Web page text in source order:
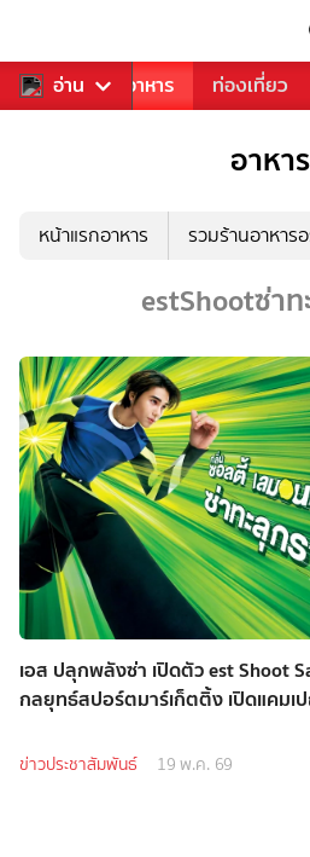
อ่าน
การเพลง อาหาร ท่องเที่ยว
อาหาร
หน้าแรกอาหาร รวมร้านอาหาร
estShootซ่า
เอส ปลุกพลังซ่า เปิดตัว est Shoot
กลยุทธ์สปอร์ตมาร์เก็ตติ้ง เปิดแคมเ
ข่าวประชาสัมพันธ์ 19 พ.ค. 69